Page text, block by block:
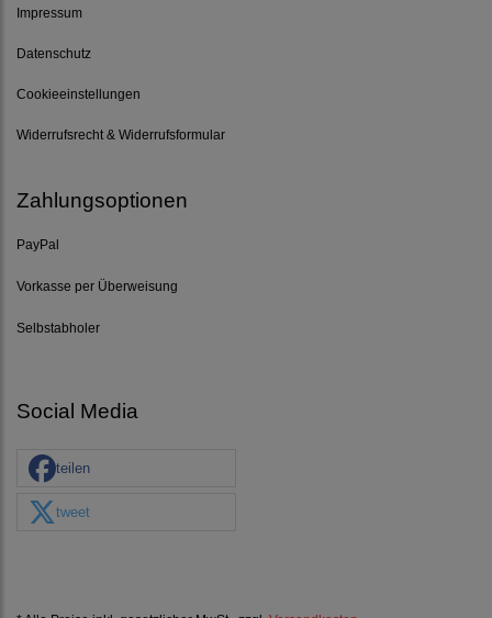
Impressum
Datenschutz
Cookieeinstellungen
Widerrufsrecht & Widerrufsformular
Zahlungsoptionen
PayPal
Vorkasse per Überweisung
Selbstabholer
Social Media
teilen
tweet